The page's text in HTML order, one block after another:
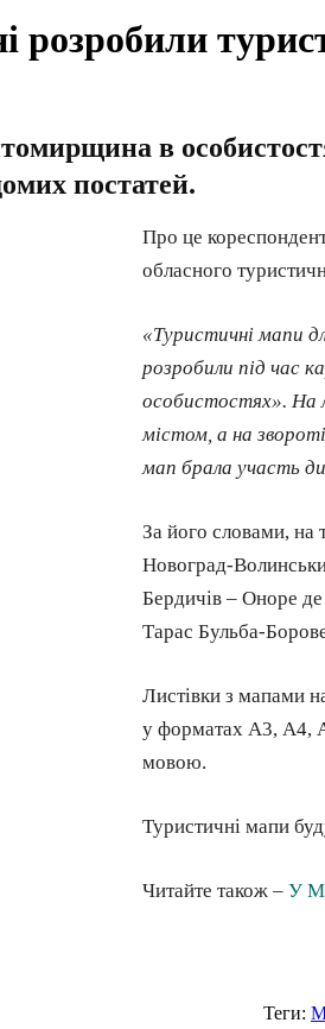
в
постатей.
Про це
обласного
«Туристичні мапи
розробили під час
особистостях». На
містом, а на
мап брала участь
За його словами, на
Новоград-
Бердичів – Оноре
Тарас Бульба-
Листівки з мапами
у форматах А3, А4,
мовою.
Туристичні мапи
Читайте також – У
Теги: